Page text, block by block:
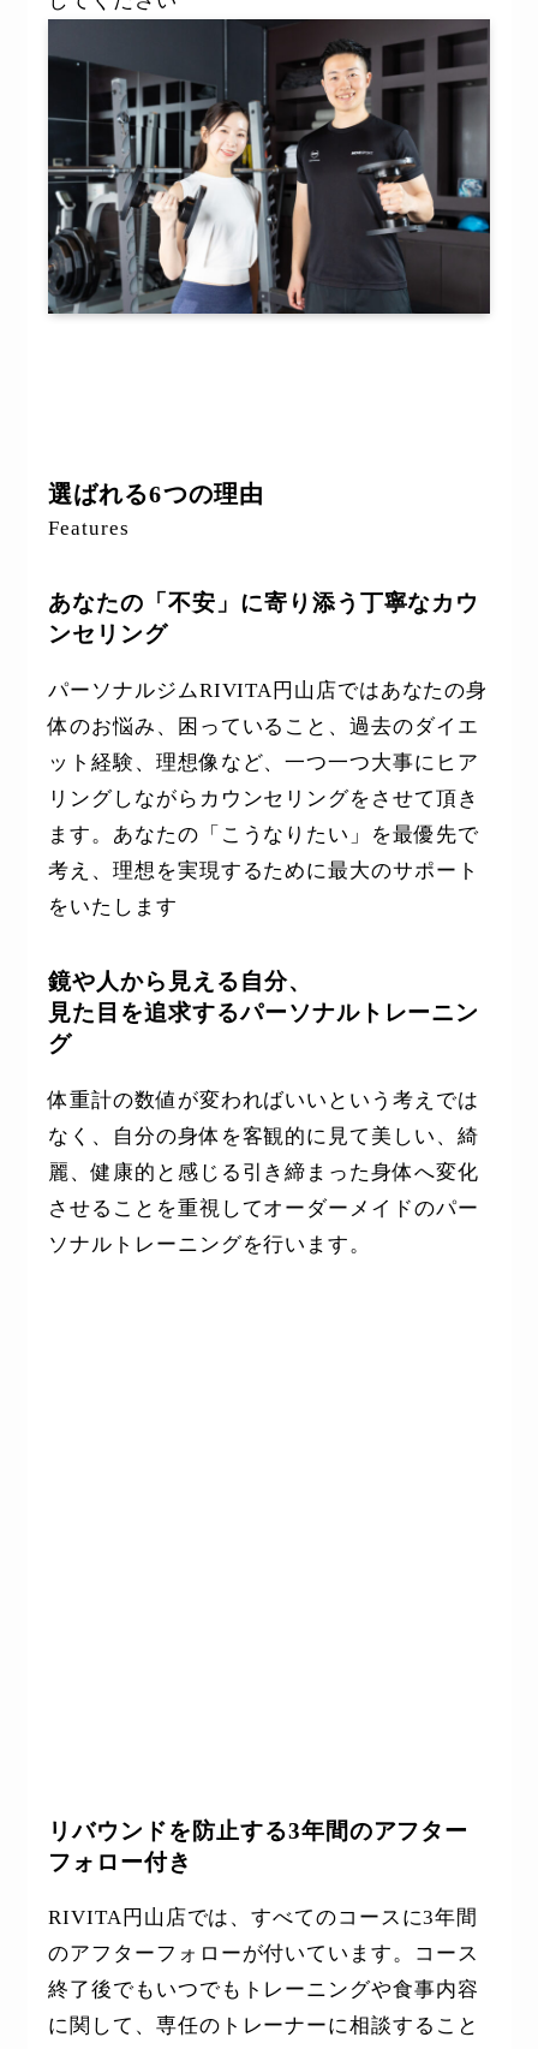
選ばれる6つの理由
Features
あなたの「不安」に寄り添う丁寧なカウ
ンセリング
パーソナルジムRIVITA円山店ではあなたの身
体のお悩み、困っていること、過去のダイエ
ット経験、理想像など、一つ一つ大事にヒア
リングしながらカウンセリングをさせて頂き
ます。あなたの「こうなりたい」を最優先で
考え、理想を実現するために最大のサポート
をいたします
鏡や人から見える自分、
見た目を追求するパーソナルトレーニン
グ
体重計の数値が変わればいいという考えでは
なく、自分の身体を客観的に見て美しい、綺
麗、健康的と感じる引き締まった身体へ変化
させることを重視してオーダーメイドのパー
ソナルトレーニングを行います。
リバウンドを防止する3年間のアフター
フォロー付き
RIVITA円山店では、すべてのコースに3年間
のアフターフォローが付いています。コース
終了後でもいつでもトレーニングや食事内容
に関して、専任のトレーナーに相談すること